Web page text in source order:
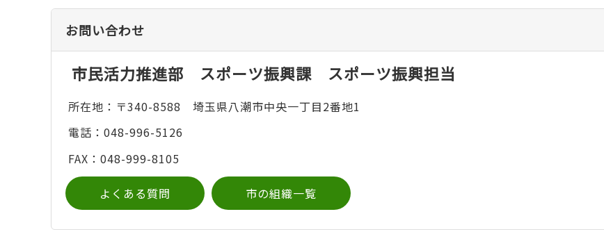
お問い合わせ
市民活力推進部 スポーツ振興課 スポーツ振興担当
所在地：〒340-8588 埼玉県八潮市中央一丁目2番地1
電話：048-996-5126
FAX：048-999-8105
よくある質問 市の組織一覧